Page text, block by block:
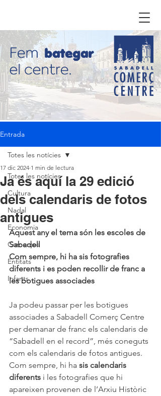
Entrada
Totes les notícies
Cultura
Nadal
Economia
Comerços
Entitats
Infants
Totes les notícies
Ja és aquí la 29 edició
dels calendaris de fotos
antigues
17 dic 2024 1 min de lectura
Aquest any el tema són les escoles de
Sabadell
Com sempre, hi ha sis fotografies
diferents i es poden recollir de franc a
les botigues associades
Ja podeu passar per les botigues
associades a Sabadell Comerç Centre
per demanar de franc els calendaris de
“Sabadell en el record”, més coneguts
com els calendaris de fotos antigues.
Com sempre, hi ha sis calendaris
diferents i les fotografies que hi
apareixen provenen de l’Arxiu Històric